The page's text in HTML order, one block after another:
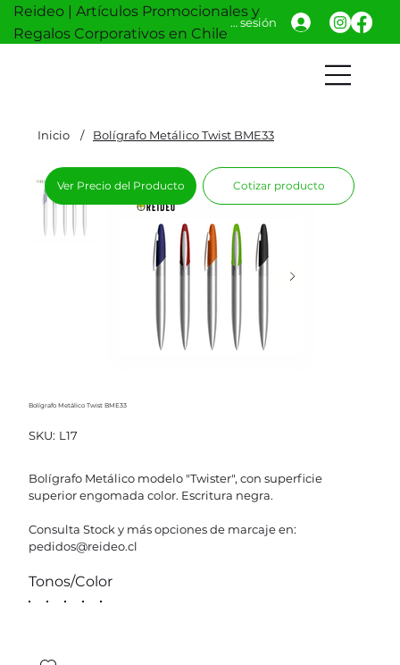
Reideo | Artículos Promocionales y
Regalos Corporativos en Chile
Iniciar sesión
Inicio / Bolígrafo Metálico Twist BME33
Bolígrafo Metálico Twist BME33
SKU: SKU
L17
L17
Bolígrafo Metálico modelo "Twister", con superficie
superior engomada color. Escritura negra.
Consulta Stock y más opciones de marcaje en:
pedidos@reideo.cl
Tonos/Color
Ver Precio del Producto Cotizar producto